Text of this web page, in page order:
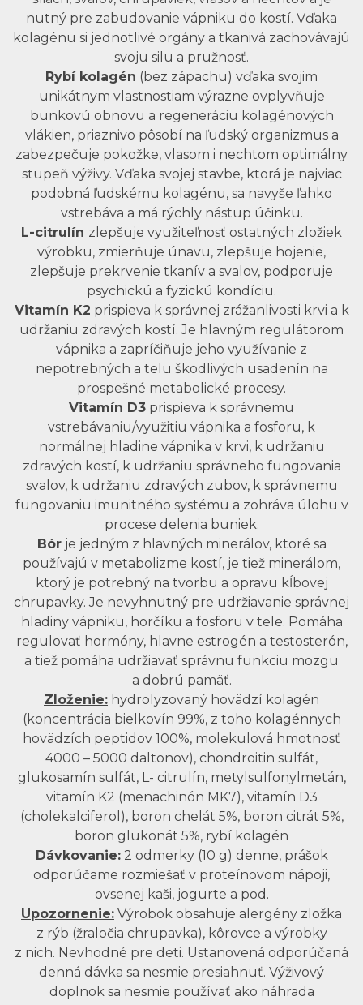
nutný pre zabudovanie vápniku do kostí. Vďaka
kolagénu si jednotlivé orgány a tkanivá zachovávajú
svoju silu a pružnosť.
Rybí kolagén (bez zápachu) vďaka svojim
unikátnym vlastnostiam výrazne ovplyvňuje
bunkovú obnovu a regeneráciu kolagénových
vlákien, priaznivo pôsobí na ľudský organizmus a
zabezpečuje pokožke, vlasom i nechtom optimálny
stupeň výživy. Vďaka svojej stavbe, ktorá je najviac
podobná ľudskému kolagénu, sa navyše ľahko
vstrebáva a má rýchly nástup účinku.
L-citrulín zlepšuje využiteľnosť ostatných zložiek
výrobku, zmierňuje únavu, zlepšuje hojenie,
zlepšuje prekrvenie tkanív a svalov, podporuje
psychickú a fyzickú kondíciu.
Vitamín K2 prispieva k správnej zrážanlivosti krvi a k
udržaniu zdravých kostí. Je hlavným regulátorom
vápnika a zapríčiňuje jeho využívanie z
nepotrebných a telu škodlivých usadenín na
prospešné metabolické procesy.
Vitamín D3 prispieva k správnemu
vstrebávaniu/využitiu vápnika a fosforu, k
normálnej hladine vápnika v krvi, k udržaniu
zdravých kostí, k udržaniu správneho fungovania
svalov, k udržaniu zdravých zubov, k správnemu
fungovaniu imunitného systému a zohráva úlohu v
procese delenia buniek.
Bórje jedným z hlavných minerálov, ktoré sa
používajú v metabolizme kostí, je tiež minerálom,
ktorý je potrebný na tvorbu a opravu kĺbovej
chrupavky. Je nevyhnutný pre udržiavanie správnej
hladiny vápniku, horčíku a fosforu v tele. Pomáha
regulovať hormóny, hlavne estrogén a testosterón,
a tiež pomáha udržiavať správnu funkciu mozgu
a dobrú pamäť.
Zloženie: hydrolyzovaný hovädzí kolagén
(koncentrácia bielkovín 99%, z toho kolagénnych
hovädzích peptidov 100%, molekulová hmotnosť
4000 – 5000 daltonov), chondroitin sulfát,
glukosamín sulfát, L- citrulín, metylsulfonylmetán,
vitamín K2 (menachinón MK7), vitamín D3
(cholekalciferol), boron chelát 5%, boron citrát 5%,
boron glukonát 5%, rybí kolagén
Dávkovanie:2 odmerky (10 g) denne, prášok
odporúčame rozmiešať v proteínovom nápoji,
ovsenej kaši, jogurte a pod.
Upozornenie: Výrobok obsahuje alergény zložka
z rýb (žraločia chrupavka), kôrovce a výrobky
z nich. Nevhodné pre deti. Ustanovená odporúčaná
denná dávka sa nesmie presiahnuť. Výživový
doplnok sa nesmie používať ako náhrada